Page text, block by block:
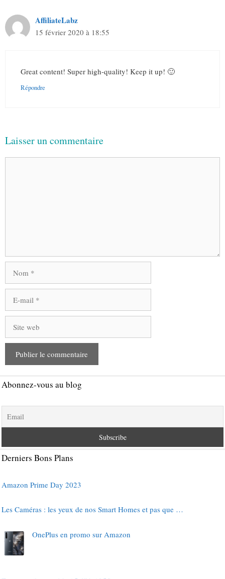
AffiliateLabz
15 février 2020 à 18:55
Great content! Super high-quality! Keep it up! 🙂
Répondre
Laisser un commentaire
mail
web
Abonnez-vous au blog
Derniers Bons Plans
Amazon Prime Day 2023
Les Caméras : les yeux de nos Smart Homes et pas que …
OnePlus en promo sur Amazon